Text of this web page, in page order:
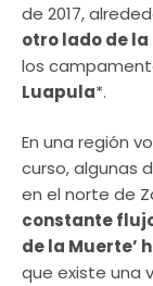
de 2017,
otro lado de
los
Luapula*.
En una región
curso, algunas
en el norte de
constante
de la Muerte’
que existe una